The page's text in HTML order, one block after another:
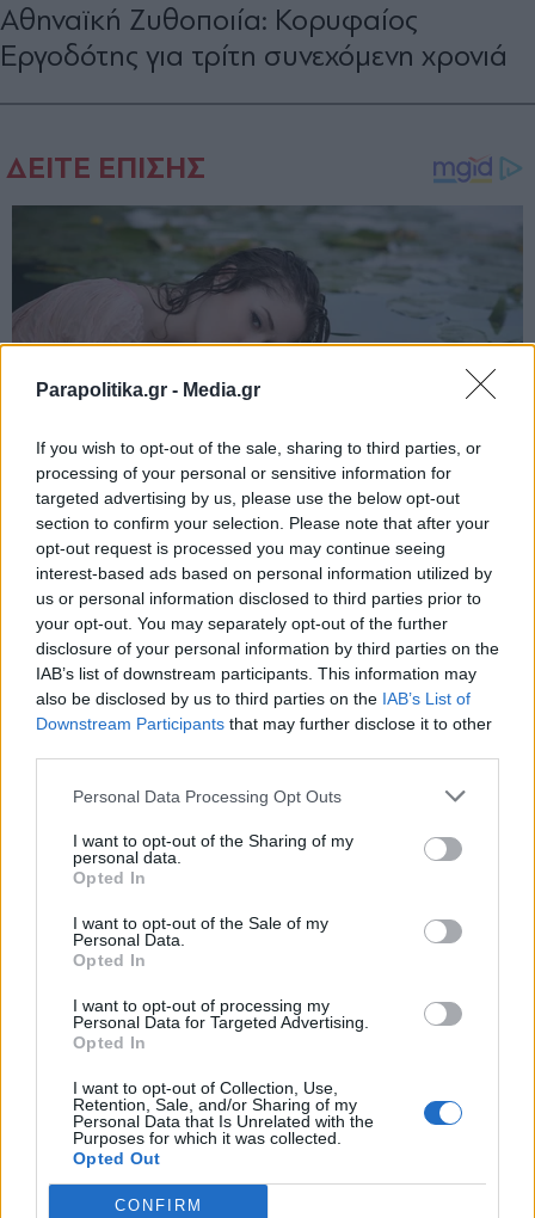
Parapolitika.gr - Media.gr
If you wish to opt-out of the sale, sharing to third parties, or
processing of your personal or sensitive information for
targeted advertising by us, please use the below opt-out
section to confirm your selection. Please note that after your
opt-out request is processed you may continue seeing
interest-based ads based on personal information utilized by
us or personal information disclosed to third parties prior to
your opt-out. You may separately opt-out of the further
disclosure of your personal information by third parties on the
IAB’s list of downstream participants. This information may
also be disclosed by us to third parties on the IAB’s List of
Downstream Participants that may further disclose it to other
Personal Data Processing Opt Outs
I want to opt-out of the Sharing of my
personal data.
Opted In
I want to opt-out of the Sale of my
Personal Data.
Opted In
I want to opt-out of processing my
Personal Data for Targeted Advertising.
Opted In
I want to opt-out of Collection, Use,
Retention, Sale, and/or Sharing of my
Personal Data that Is Unrelated with the
Purposes for which it was collected.
Opted Out
CONFIRM
Αθηναϊκή Ζυθοποιία: Κορυφαίος
Εργοδότης για τρίτη συνεχόμενη χρονιά
Εγγραφή στο newsletter
Αποδέχομαι τους
και την πολιτική απορρήτου
X